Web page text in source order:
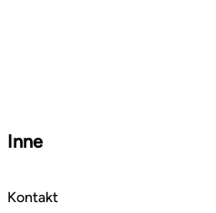
Inne
Kontakt